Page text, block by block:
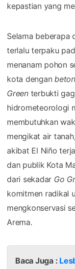
kepastian yang
Selama beberapa
terlalu terpaku
menanam pohon
kota dengan
Greenterbukti
hidrometeorologi
membutuhkan
mengikat air
akibat El Niño
dan publik Kota
dari sekadar Go
komitmen radikal
mengkonservasi
Arema.
Baca Juga :